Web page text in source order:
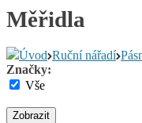
Měřidla
Úvod Ruční nářadí
Značky:
Vše
Zobrazit